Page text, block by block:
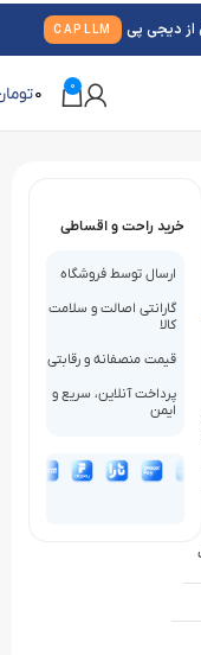
0
0
خرید راحت و اقساطی
ارسال توسط فروشگاه
گارانتی اصالت و سلامت
کالا
قیمت منصفانه و رقابتی
پرداخت آنلاین، سریع و
ایمن
CAPLLM